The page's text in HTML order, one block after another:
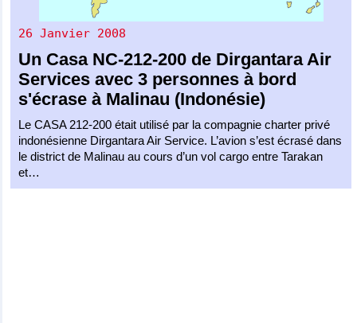
26 Janvier 2008
Un Casa NC-212-200 de Dirgantara Air
Services avec 3 personnes à bord
s'écrase à Malinau (Indonésie)
Le CASA 212-200 était utilisé par la compagnie charter privé
indonésienne Dirgantara Air Service. L’avion s’est écrasé dans
le district de Malinau au cours d’un vol cargo entre Tarakan
et…